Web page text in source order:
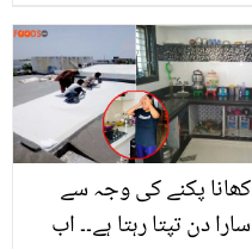
میٹھے فائدے جو آپ نے
پہلے کبھی نہیں سُنے ہوں
گے
کھانا پکنے کی وجہ سے
سارا دن تپتا رہتا ہے۔۔ اب